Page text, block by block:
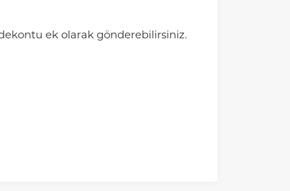
ek olarak gönderebilirsiniz.